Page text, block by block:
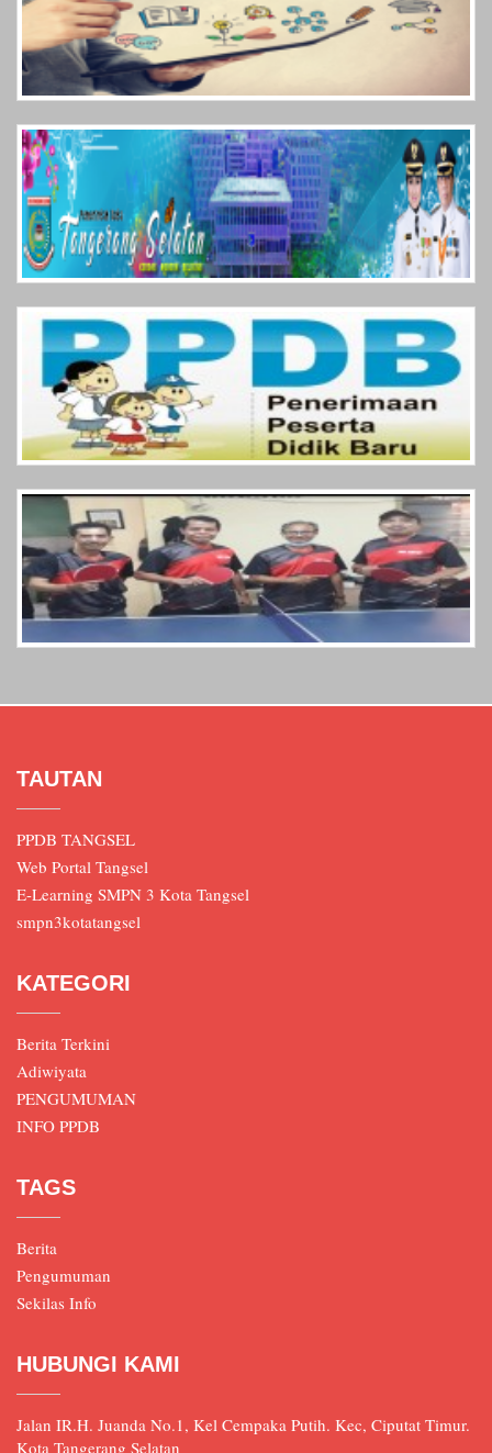
TAUTAN
PPDB TANGSEL
Web Portal Tangsel
E-Learning SMPN 3 Kota Tangsel
smpn3kotatangsel
KATEGORI
Berita Terkini
Adiwiyata
PENGUMUMAN
INFO PPDB
TAGS
Berita
Pengumuman
Sekilas Info
HUBUNGI KAMI
Jalan IR.H. Juanda No.1, Kel Cempaka Putih. Kec, Ciputat Timur.
Kota Tangerang Selatan